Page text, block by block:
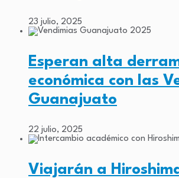
23 julio, 2025
Esperan alta
económica con las
Guanajuato
22 julio, 2025
Viajarán a